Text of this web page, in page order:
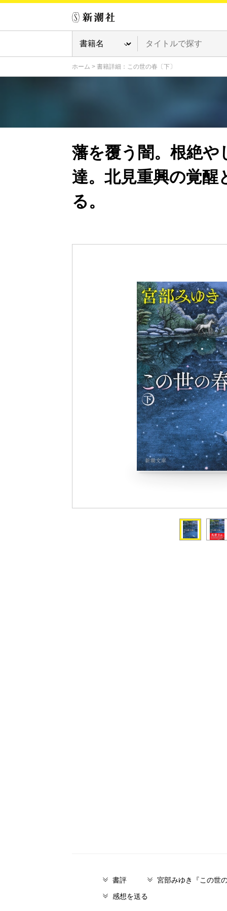
ホーム > 書籍詳細：この世の春〔下〕
藩を覆う闇。根絶
達。北見重興の覚
る。
書評
宮部みゆき『この世
感想を送る